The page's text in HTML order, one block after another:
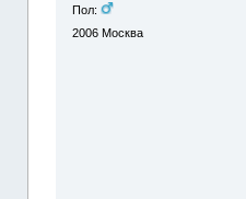
Пол:
2006 Москва